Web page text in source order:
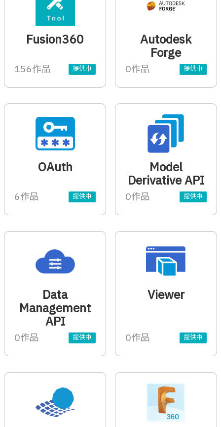
Fusion360
156作品 提供中
Autodesk
Forge
0作品 提供中
OAuth
6作品 提供中
Model
Derivative API
0作品 提供中
Data
Management
API
0作品 提供中
Viewer
0作品 提供中